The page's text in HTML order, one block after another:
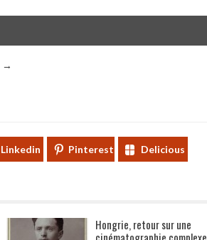
→
Linkedin Pinterest Delicious
Hongrie, retour sur une
cinématographie complexe